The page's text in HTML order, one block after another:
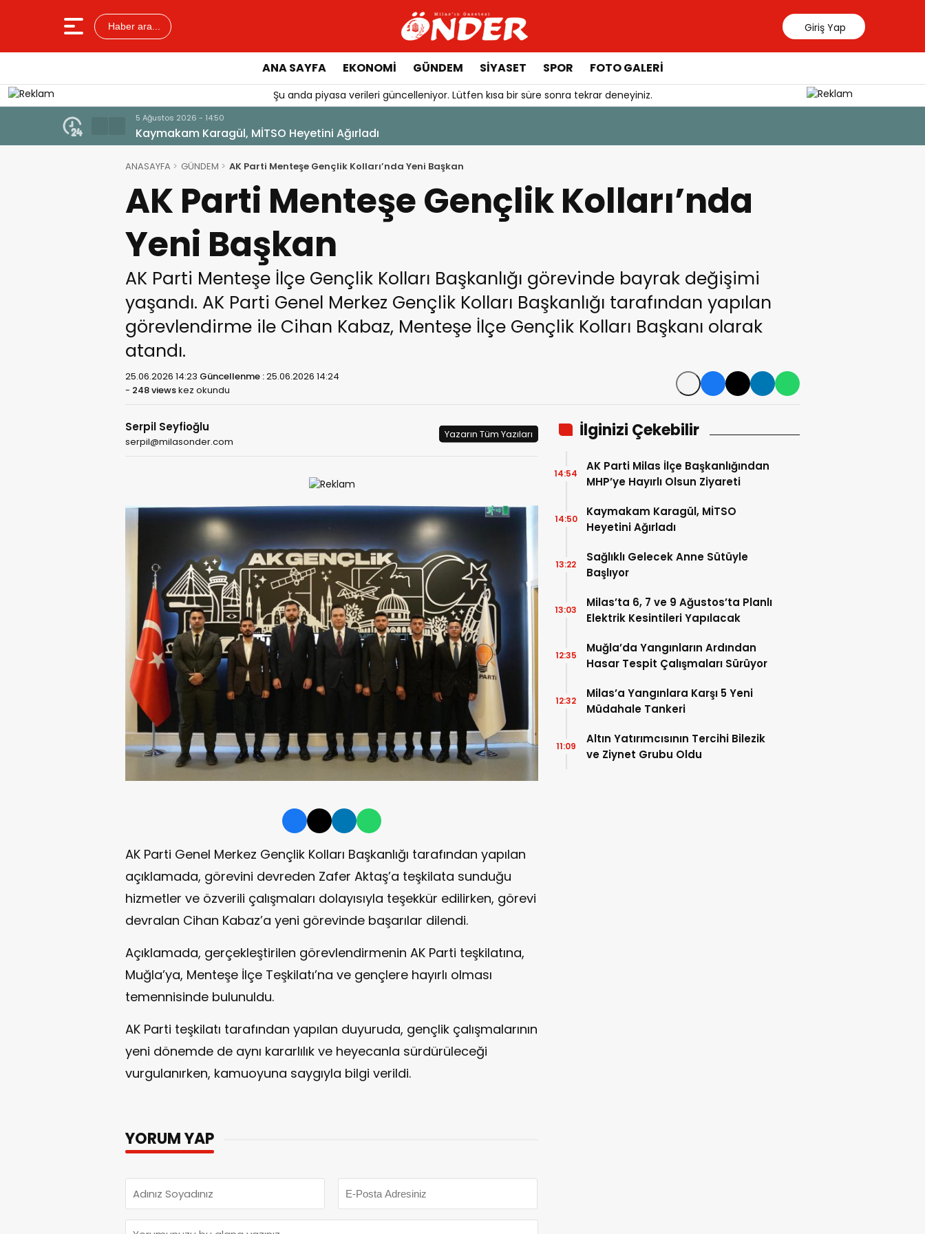
Haber ara... Giriş Yap
ANA SAYFA EKONOMİ GÜNDEM SİYASET SPOR FOTO GALERİ
Şu anda piyasa verileri güncelleniyor. Lütfen kısa bir süre sonra tekrar deneyiniz.
5 Ağustos 2026 - 14:50
Kaymakam Karagül, MİTSO Heyetini Ağırladı
ANASAYFA GÜNDEM AK Parti Menteşe Gençlik Kolları’nda Yeni Başkan
AK Parti Menteşe Gençlik Kolları’nda
Yeni Başkan
AK Parti Menteşe İlçe Gençlik Kolları Başkanlığı görevinde bayrak değişimi
yaşandı. AK Parti Genel Merkez Gençlik Kolları Başkanlığı tarafından yapılan
görevlendirme ile Cihan Kabaz, Menteşe İlçe Gençlik Kolları Başkanı olarak
atandı.
25.06.2026 14:23 Güncellenme :25.06.2026 14:24
- 248 viewskez okundu
Serpil Seyfioğlu
serpil@milasonder.com
Yazarın Tüm Yazıları
AK Parti Genel Merkez Gençlik Kolları Başkanlığı tarafından yapılan
açıklamada, görevini devreden Zafer Aktaş’a teşkilata sunduğu
hizmetler ve özverili çalışmaları dolayısıyla teşekkür edilirken, görevi
devralan Cihan Kabaz’a yeni görevinde başarılar dilendi.
Açıklamada, gerçekleştirilen görevlendirmenin AK Parti teşkilatına,
Muğla’ya, Menteşe İlçe Teşkilatı’na ve gençlere hayırlı olması
temennisinde bulunuldu.
AK Parti teşkilatı tarafından yapılan duyuruda, gençlik çalışmalarının
yeni dönemde de aynı kararlılık ve heyecanla sürdürüleceği
vurgulanırken, kamuoyuna saygıyla bilgi verildi.
YORUM YAP
İlginizi Çekebilir
AK Parti Milas İlçe Başkanlığından
MHP’ye Hayırlı Olsun Ziyareti
14:54
Kaymakam Karagül, MİTSO
Heyetini Ağırladı
14:50
Sağlıklı Gelecek Anne Sütüyle
Başlıyor
13:22
Milas’ta 6, 7 ve 9 Ağustos’ta Planlı
Elektrik Kesintileri Yapılacak
13:03
Muğla’da Yangınların Ardından
Hasar Tespit Çalışmaları Sürüyor
12:35
Milas’a Yangınlara Karşı 5 Yeni
Müdahale Tankeri
12:32
Altın Yatırımcısının Tercihi Bilezik
ve Ziynet Grubu Oldu
11:09